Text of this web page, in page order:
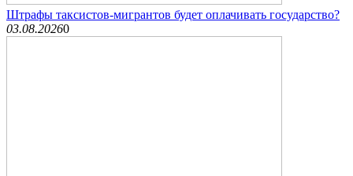
Штрафы таксистов-мигрантов будет оплачивать государство?
03.08.20260